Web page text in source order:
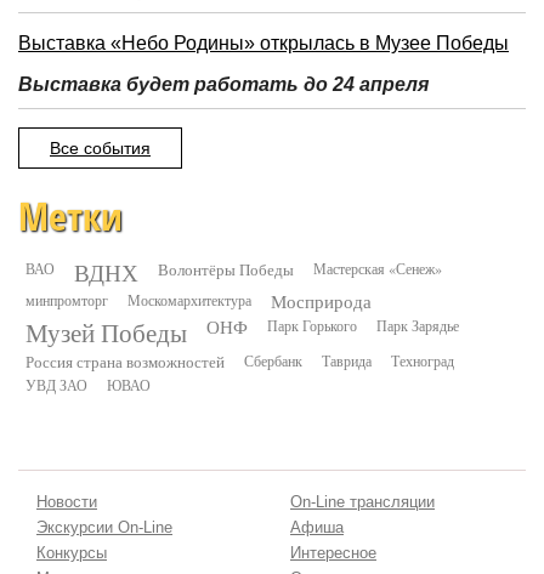
Выставка «Небо Родины» открылась в Музее Победы
Выставка будет работать до 24 апреля
Все события
Метки
ВАО ВДНХ Волонтёры Победы
Мастерская «Сенеж»
минпромторг
Москомархитектура Мосприрода
Музей Победы ОНФ Парк Горького Парк Зарядье
Россия страна возможностей Сбербанк Таврида
Техноград
УВД ЗАО
ЮВАО
Новости
On-Line трансляции
Экскурсии On-Line
Афиша
Конкурсы
Интересное